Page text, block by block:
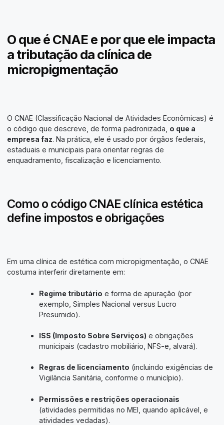
O que é CNAE e por que ele impacta
a tributação da clínica de
micropigmentação
O CNAE (Classificação Nacional de Atividades Econômicas) é
o código que descreve, de forma padronizada, o que a
empresa faz. Na prática, ele é usado por órgãos federais,
estaduais e municipais para orientar regras de
enquadramento, fiscalização e licenciamento.
Como o código CNAE clínica estética
define impostos e obrigações
Em uma clínica de estética com micropigmentação, o CNAE
costuma interferir diretamente em:
Regime tributário e forma de apuração (por
exemplo, Simples Nacional versus Lucro
Presumido).
ISS (Imposto Sobre Serviços) e obrigações
municipais (cadastro mobiliário, NFS-e, alvará).
Regras de licenciamento (incluindo exigências de
Vigilância Sanitária, conforme o município).
Permissões e restrições operacionais
(atividades permitidas no MEI, quando aplicável, e
atividades vedadas).